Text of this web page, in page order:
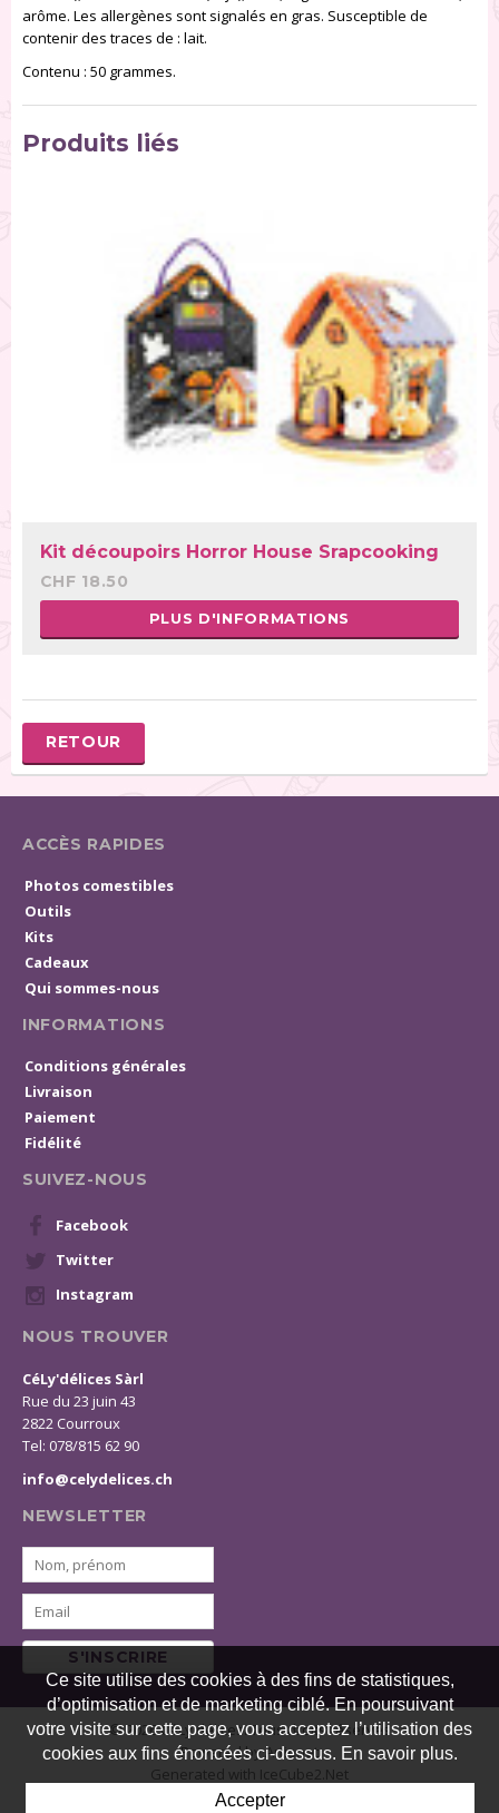
arôme. Les allergènes sont signalés en gras. Susceptible de
contenir des traces de : lait.
Contenu : 50 grammes.
Produits liés
Kit découpoirs Horror House Srapcooking
CHF 18.50
PLUS D'INFORMATIONS
RETOUR
ACCÈS RAPIDES
Photos comestibles
Outils
Kits
Cadeaux
Qui sommes-nous
INFORMATIONS
Conditions générales
Livraison
Paiement
Fidélité
SUIVEZ-NOUS
Facebook
Twitter
Instagram
NOUS TROUVER
CéLy'délices Sàrl
Rue du 23 juin 43
2822 Courroux
Tel: 078/815 62 90
info@celydelices.ch
NEWSLETTER
S'INSCRIRE
© 2026 CéLy'délices. Tous droits réservés
Powered by Artionet
Generated with IceCube2.Net
Ce site utilise des cookies à des fins de statistiques,
d’optimisation et de marketing ciblé. En poursuivant
votre visite sur cette page, vous acceptez l’utilisation des
cookies aux fins énoncées ci-dessus. En savoir plus.
Accepter